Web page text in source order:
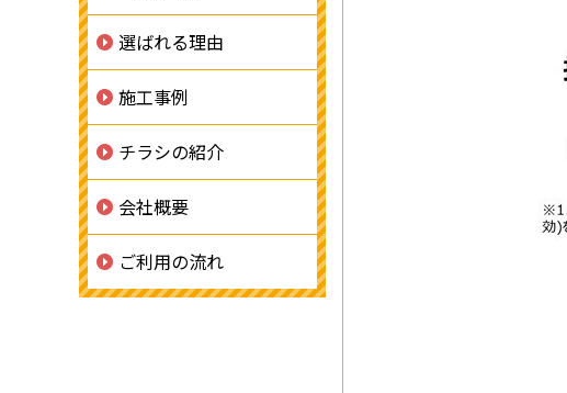
選ばれる理由
施工事例
チラシの紹介
会社概要
ご利用の流れ